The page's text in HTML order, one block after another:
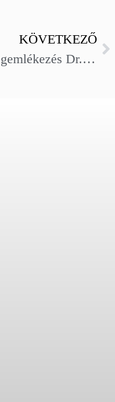
KÖVETKEZŐ
Megemlékezés Dr. Nóbik István néhai polgármesterről